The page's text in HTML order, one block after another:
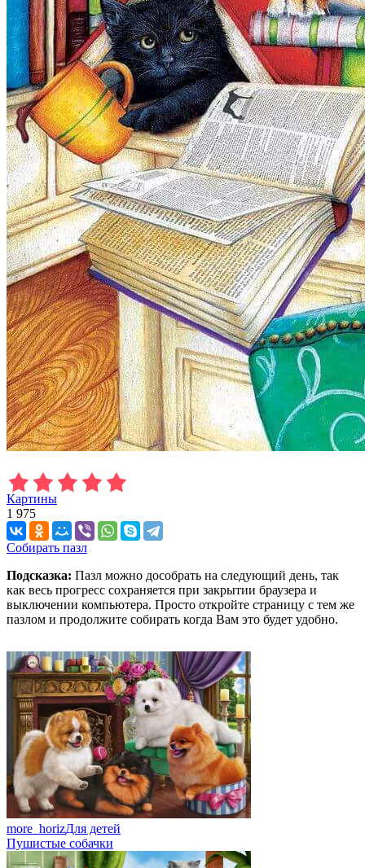
Картины
1 975
Собирать пазл
Подсказка: Пазл можно дособрать на следующий день, так
как весь прогресс сохраняется при закрытии браузера и
выключении компьютера. Просто откройте страницу с тем же
пазлом и продолжите собирать когда Вам это будет удобно.
more_horizДля детей
Пушистые собачки